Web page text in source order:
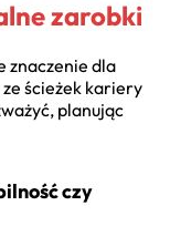
zarobki
znaczenie dla
ścieżek kariery
planując
czy